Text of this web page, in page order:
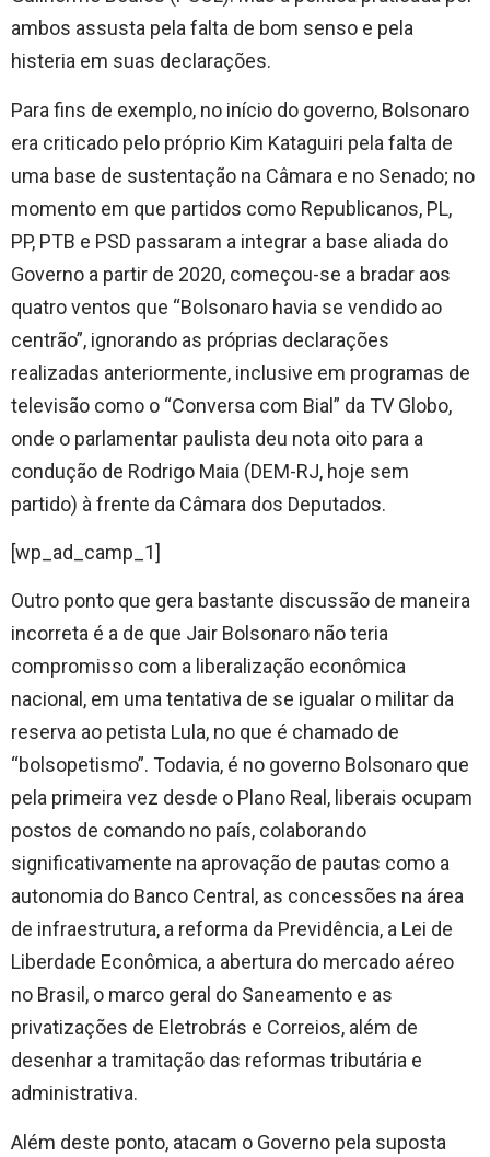
ambos assusta pela falta de bom senso e pela
histeria em suas declarações.
Para fins de exemplo, no início do governo, Bolsonaro
era criticado pelo próprio Kim Kataguiri pela falta de
uma base de sustentação na Câmara e no Senado; no
momento em que partidos como Republicanos, PL,
PP, PTB e PSD passaram a integrar a base aliada do
Governo a partir de 2020, começou-se a bradar aos
quatro ventos que “Bolsonaro havia se vendido ao
centrão”, ignorando as próprias declarações
realizadas anteriormente, inclusive em programas de
televisão como o “Conversa com Bial” da TV Globo,
onde o parlamentar paulista deu nota oito para a
condução de Rodrigo Maia (DEM-RJ, hoje sem
partido) à frente da Câmara dos Deputados.
[wp_ad_camp_1]
Outro ponto que gera bastante discussão de maneira
incorreta é a de que Jair Bolsonaro não teria
compromisso com a liberalização econômica
nacional, em uma tentativa de se igualar o militar da
reserva ao petista Lula, no que é chamado de
“bolsopetismo”. Todavia, é no governo Bolsonaro que
pela primeira vez desde o Plano Real, liberais ocupam
postos de comando no país, colaborando
significativamente na aprovação de pautas como a
autonomia do Banco Central, as concessões na área
de infraestrutura, a reforma da Previdência, a Lei de
Liberdade Econômica, a abertura do mercado aéreo
no Brasil, o marco geral do Saneamento e as
privatizações de Eletrobrás e Correios, além de
desenhar a tramitação das reformas tributária e
administrativa.
Além deste ponto, atacam o Governo pela suposta